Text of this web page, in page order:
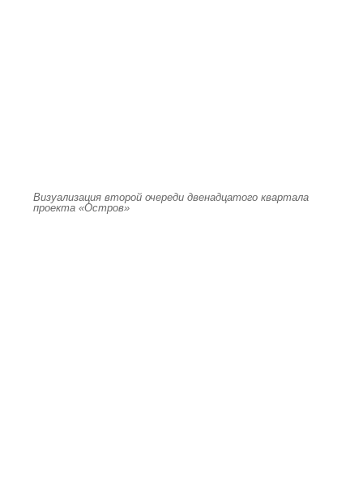
Визуализация второй очереди двенадцатого квартала
проекта «Остров»